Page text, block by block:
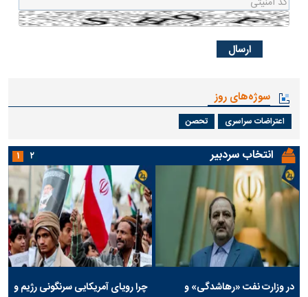
سوژه‌های روز
اعتراضات سراسری تحصن
انتخاب سردبیر
در وزارت نفت «رهاشدگی» و
چرا رویای آمریکایی سرنگونی رژیم و
۱ ۲